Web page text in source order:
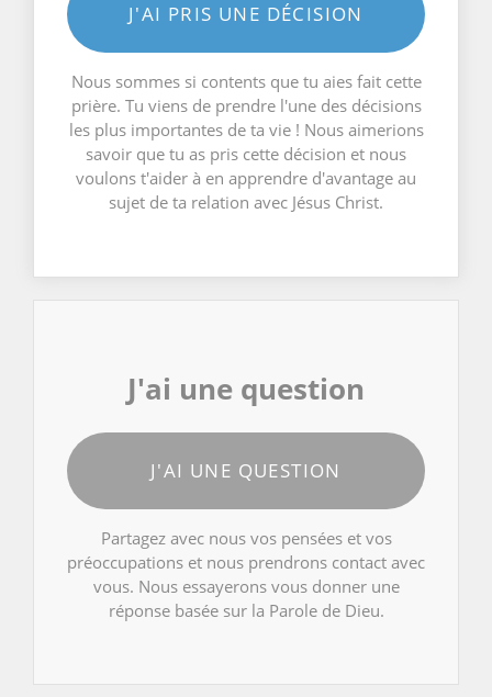
J'AI PRIS UNE DÉCISION
Nous sommes si contents que tu aies fait cette
prière. Tu viens de prendre l'une des décisions
les plus importantes de ta vie ! Nous aimerions
savoir que tu as pris cette décision et nous
voulons t'aider à en apprendre d'avantage au
sujet de ta relation avec Jésus Christ.
J'ai une question
J'AI UNE QUESTION
Partagez avec nous vos pensées et vos
préoccupations et nous prendrons contact avec
vous. Nous essayerons vous donner une
réponse basée sur la Parole de Dieu.